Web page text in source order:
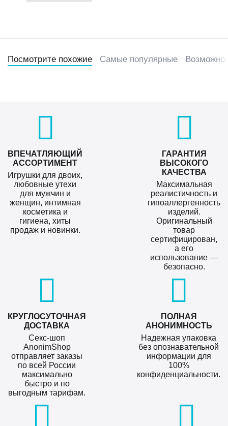
Посмотрите похожие Самые популярные Возможно,
ВПЕЧАТЛЯЮЩИЙ
АССОРТИМЕНТ
Игрушки для двоих,
любовные утехи
для мужчин и
женщин, интимная
косметика и
гигиена, хиты
продаж и новинки.
ГАРАНТИЯ
ВЫСОКОГО
КАЧЕСТВА
Максимальная
реалистичность и
гипоаллергенность
изделий.
Оригинальный
товар
сертифицирован,
а его
использование —
безопасно.
КРУГЛОСУТОЧНАЯ
ДОСТАВКА
Секс-шоп
AnonimShop
отправляет заказы
по всей России
максимально
быстро и по
выгодным тарифам.
ПОЛНАЯ
АНОНИМНОСТЬ
Надежная упаковка
без опознавательной
информации для
100%
конфиденциальности.